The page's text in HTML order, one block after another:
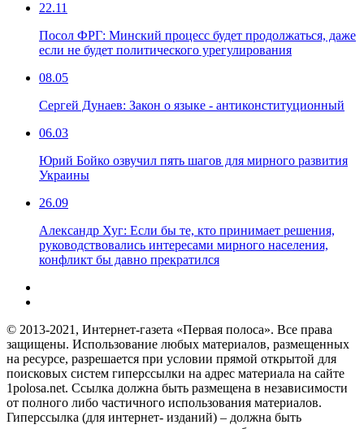
22.11
Посол ФРГ: Минский процесс будет продолжаться, даже
если не будет политического урегулирования
08.05
Сергей Дунаев: Закон о языке - антиконституционный
06.03
Юрий Бойко озвучил пять шагов для мирного развития
Украины
26.09
Александр Хуг: Если бы те, кто принимает решения,
руководствовались интересами мирного населения,
конфликт бы давно прекратился
© 2013-2021, Интернет-газета «Первая полоса». Все права
защищены. Использование любых материалов, размещенных
на ресурсе, разрешается при условии прямой открытой для
поисковых систем гиперссылки на адрес материала на сайте
1polosa.net. Ссылка должна быть размещена в независимости
от полного либо частичного использования материалов.
Гиперссылка (для интернет- изданий) – должна быть